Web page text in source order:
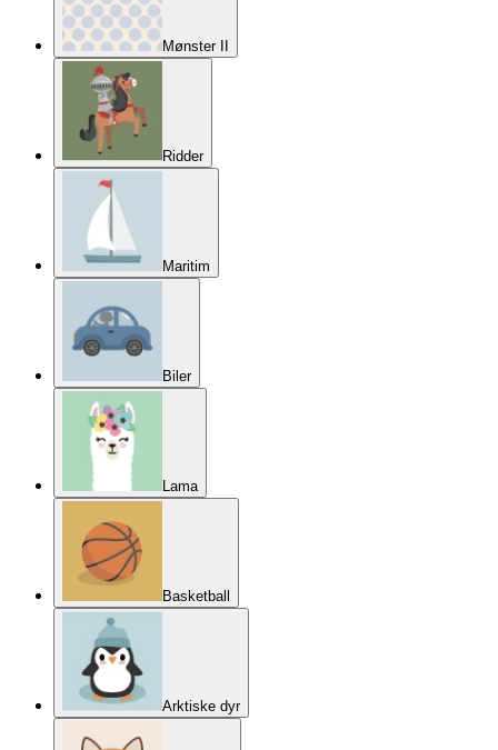
Mønster II
Ridder
Maritim
Biler
Lama
Basketball
Arktiske dyr